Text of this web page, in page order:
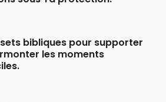
bibliques pour supporter
les moments